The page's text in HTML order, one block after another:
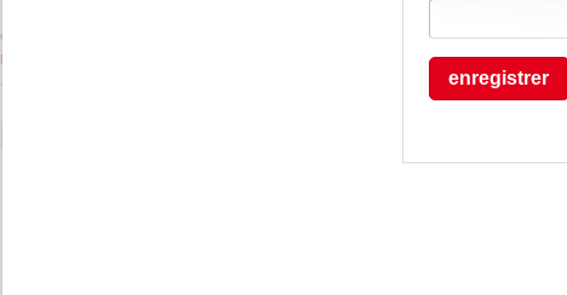
enregistrer